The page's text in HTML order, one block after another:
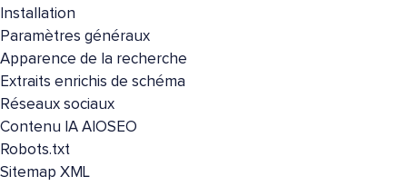
Installation
Paramètres généraux
Apparence de la recherche
Extraits enrichis de schéma
Réseaux sociaux
Contenu IA AIOSEO
Robots.txt
Sitemap XML